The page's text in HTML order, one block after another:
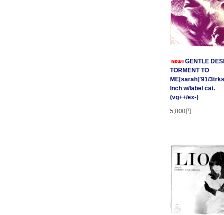
GENTLE
TORMENT TO
ME[sarah]'91/
Inch w/label cat.
(vg++/ex-)
5,800円